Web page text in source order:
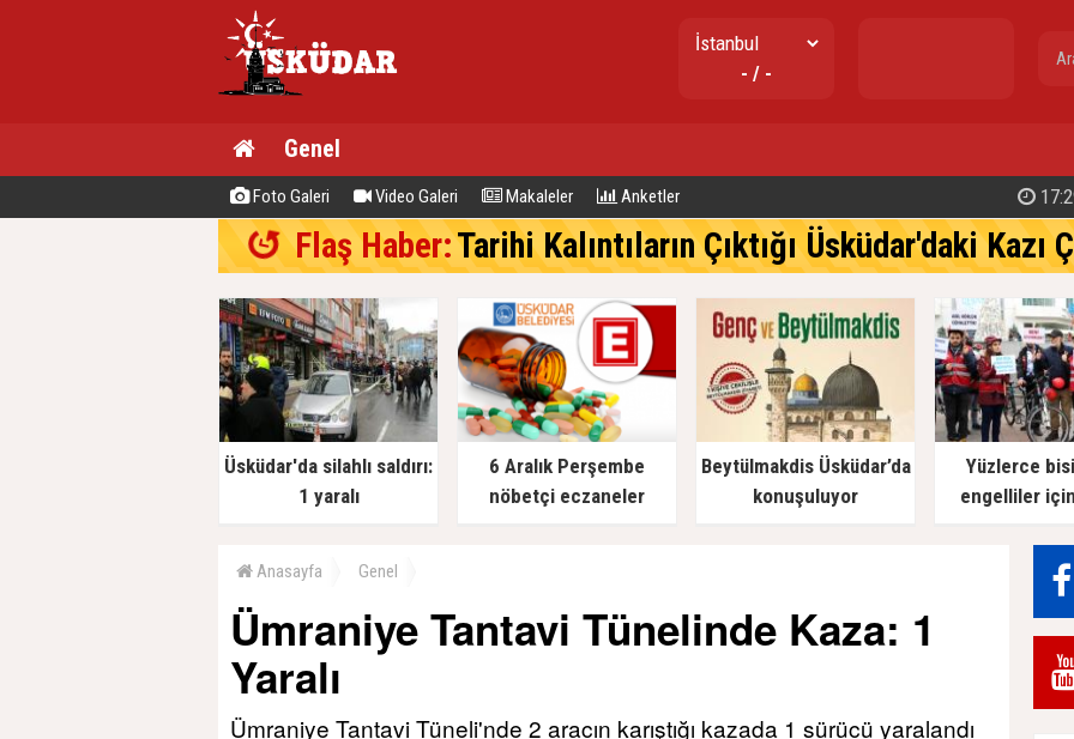
- / -
Genel
Foto Galeri Video Galeri Makaleler Anketler
Flaş Haber:Tarihi Kalıntıların Çıktığı Üsküdar'daki Kazı
Üsküdar'da silahlı saldırı:
1 yaralı
6 Aralık Perşembe
nöbetçi eczaneler
Beytülmakdis Üsküdar’da
konuşuluyor
Yüzlerce
engelliler
Anasayfa Genel
Ümraniye Tantavi Tünelinde Kaza: 1
Yaralı
Ümraniye Tantavi Tüneli'nde 2 aracın karıştığı kazada 1 sürücü yaralandı